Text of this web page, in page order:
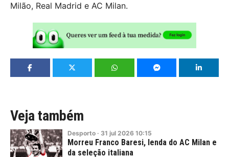
Milão, Real Madrid e AC Milan.
Veja também
Desporto · 31 jul 2026 10:15
Morreu Franco Baresi, lenda do AC Milan e
da seleção italiana